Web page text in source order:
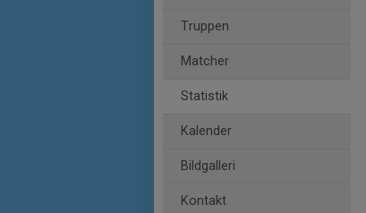
Truppen
Matcher
Statistik
Kalender
Bildgalleri
Kontakt